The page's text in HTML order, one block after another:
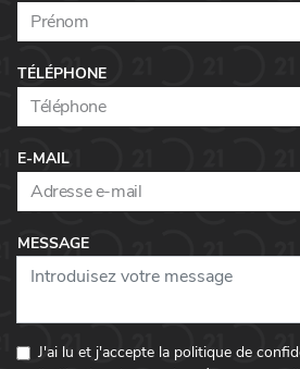
TÉLÉPHONE
E-MAIL
MESSAGE
J'ai lu et j'accepte la politique de